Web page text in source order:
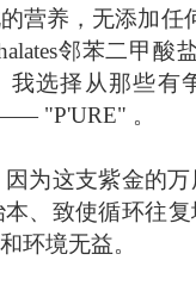
营养，无添加任
邻苯二甲酸
我选择从那些有
"P'URE" 。
为这支紫金的
、致使循环往
环境无益。